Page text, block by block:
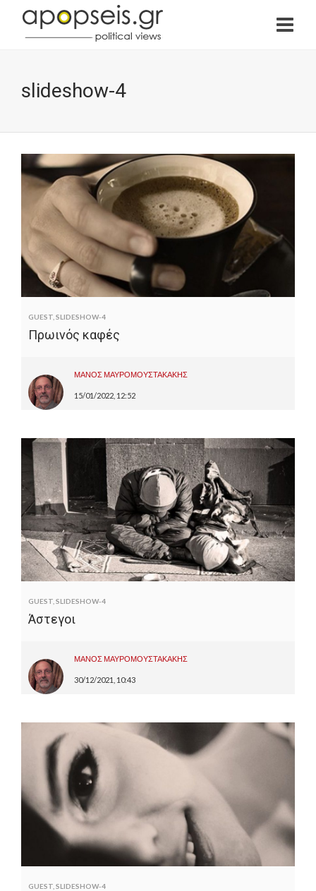
slideshow-4
GUEST SLIDESHOW-4
Πρωινός καφές
ΜΑΝΟΣ ΜΑΥΡΟΜΟΥΣΤΑΚΑΚΗΣ
15/01/2022, 12:52
GUEST,SLIDESHOW-4
Άστεγοι
ΜΑΝΟΣ ΜΑΥΡΟΜΟΥΣΤΑΚΑΚΗΣ
30/12/2021, 10:43
GUEST SLIDESHOW-4